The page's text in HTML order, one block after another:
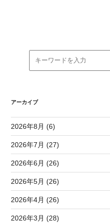
アーカイブ
2026年8月 (6)
2026年7月 (27)
2026年6月 (26)
2026年5月 (26)
2026年4月 (26)
2026年3月 (28)